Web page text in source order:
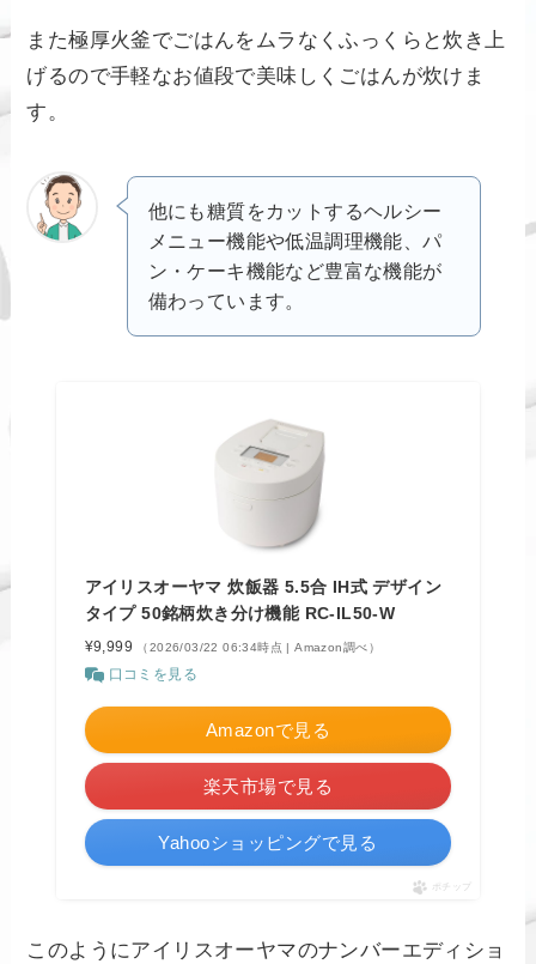
また極厚火釜でごはんをムラなくふっくらと炊き上
げるので手軽なお値段で美味しくごはんが炊けま
す。
他にも糖質をカットするヘルシー
メニュー機能や低温調理機能、パ
ン・ケーキ機能など豊富な機能が
備わっています。
アイリスオーヤマ 炊飯器 5.5合 IH式 デザイン
タイプ 50銘柄炊き分け機能 RC-IL50-W
¥9,999 （2026/03/22 06:34時点 | Amazon調べ）
口コミを見る
Amazonで見る
楽天市場で見る
Yahooショッピングで見る
ポチップ
このようにアイリスオーヤマのナンバーエディショ